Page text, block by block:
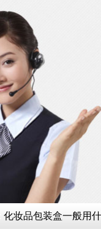
化妆品包装盒一般用